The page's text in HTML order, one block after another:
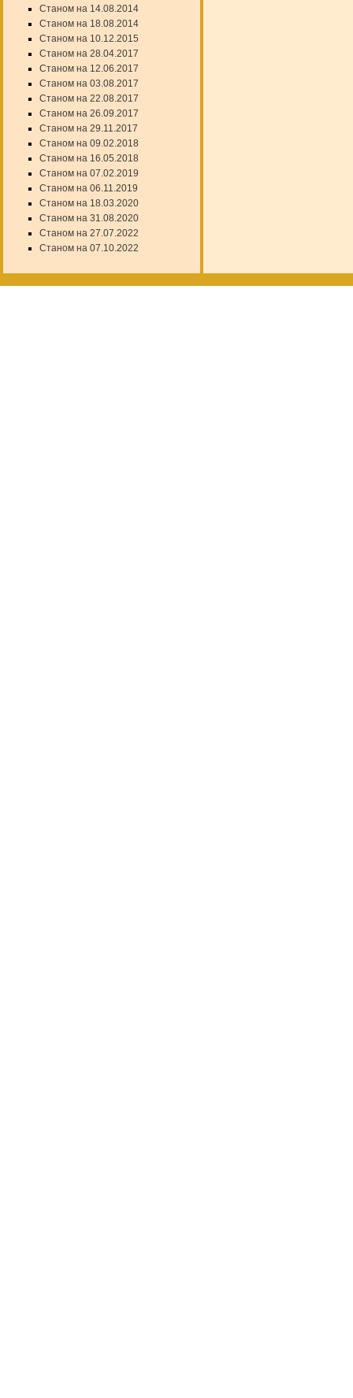
Станом на 14.08.2014
Станом на 18.08.2014
Станом на 10.12.2015
Станом на 28.04.2017
Станом на 12.06.2017
Станом на 03.08.2017
Станом на 22.08.2017
Станом на 26.09.2017
Станом на 29.11.2017
Станом на 09.02.2018
Станом на 16.05.2018
Станом на 07.02.2019
Станом на 06.11.2019
Станом на 18.03.2020
Станом на 31.08.2020
Станом на 27.07.2022
Станом на 07.10.2022